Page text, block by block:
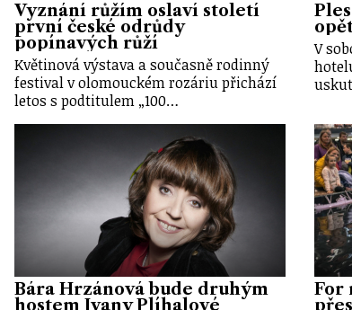
Vyznání růžím oslaví století
první české odrůdy
popínavých růží
Květinová výstava a současně rodinný
festival v olomouckém rozáriu přichází
letos s podtitulem „100…
V
Bára Hrzánová bude druhým
hostem Ivany Plíhalové
For